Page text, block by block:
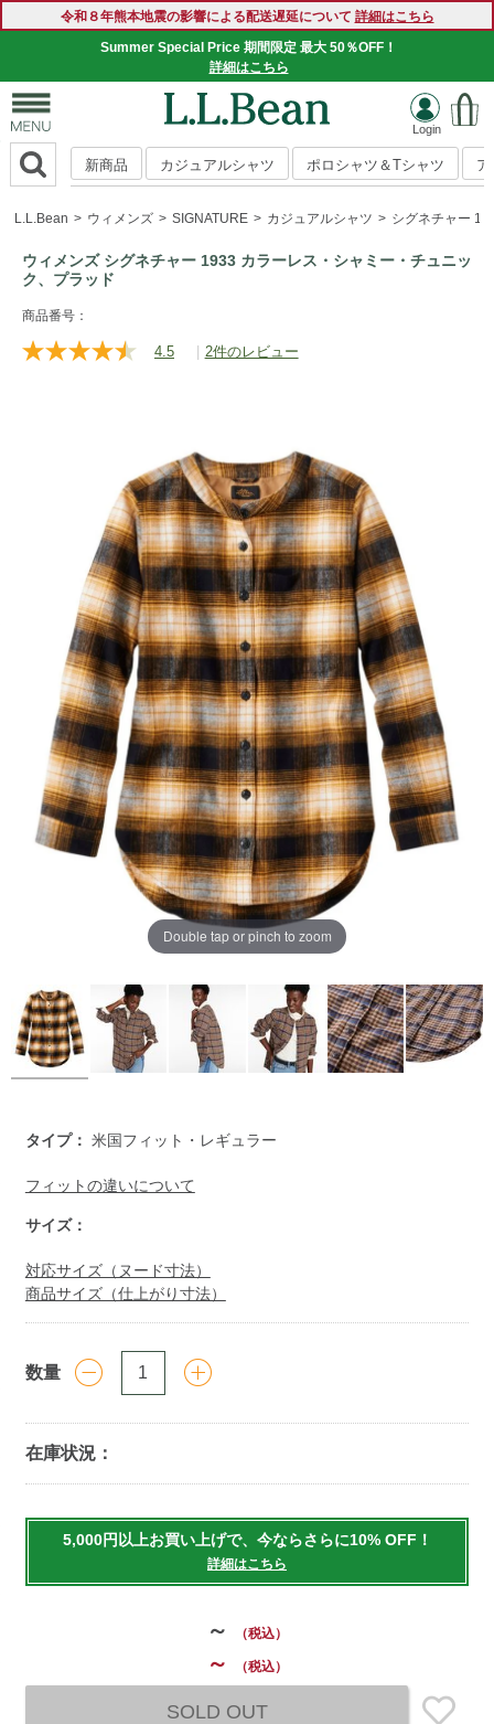
令和８年熊本地震の影響による配送遅延について 詳細はこちら
Summer Special Price 期間限定 最大 50％OFF！
詳細はこちら
新商品 カジュアルシャツ ポロシャツ＆Tシャツ
L.L.Bean ウィメンズ SIGNATURE カジュアルシャツ シグネチャー
ウィメンズ シグネチャー 1933 カラーレス・シャミー・チュニッ
ク、プラッド
https://www.llbean.co.jp/womens/signature/shirts/g/
商品番号：
4.5
レ
読
む.
同
じ
ペ
ー
ジ
の
リ
ン
ク。
| 2件のレビュー
Double tap or pinch to zoom
タイプ： 米国フィット・レギュラー
フィットの違いについて
サイズ：
対応サイズ（ヌード寸法）
商品サイズ（仕上がり寸法）
数量
在庫状況：
to
5,000円以上お買い上げで、今ならさらに10% OFF！
詳細はこちら
～ （税込）
～ （税込）
SOLD OUT